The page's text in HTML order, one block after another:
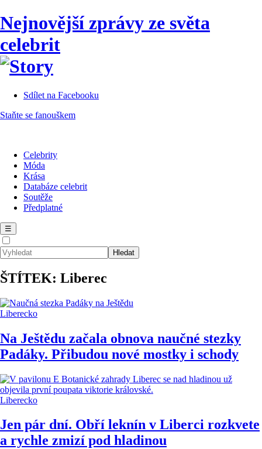
Nejnovější zprávy ze světa
celebrit
Sdílet na Facebooku
Staňte se fanouškem
Celebrity
Móda
Krása
Databáze celebrit
Soutěže
Předplatné
☰
ŠTÍTEK: Liberec
Liberecko
Na Ještědu začala obnova naučné stezky
Padáky. Přibudou nové mostky i schody
Liberecko
Jen pár dní. Obří leknín v Liberci rozkvete
a rychle zmizí pod hladinou